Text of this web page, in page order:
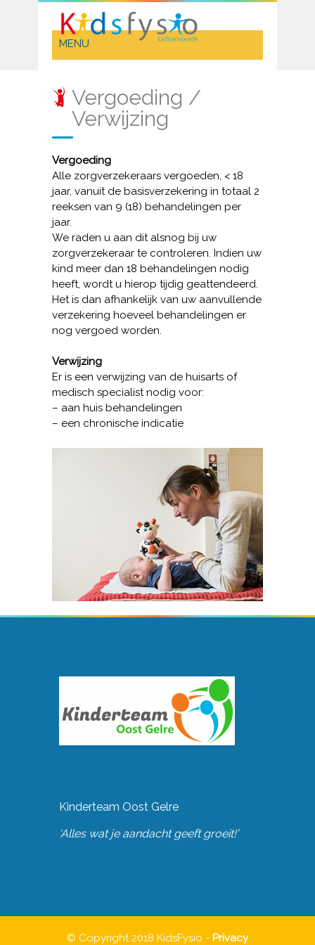
Vergoeding /
Verwijzing
Vergoeding
Alle zorgverzekeraars vergoeden, < 18
jaar, vanuit de basisverzekering in totaal 2
reeksen van 9 (18) behandelingen per
jaar.
We raden u aan dit alsnog bij uw
zorgverzekeraar te controleren. Indien uw
kind meer dan 18 behandelingen nodig
heeft, wordt u hierop tijdig geattendeerd.
Het is dan afhankelijk van uw aanvullende
verzekering hoeveel behandelingen er
nog vergoed worden.
Verwijzing
Er is een verwijzing van de huisarts of
medisch specialist nodig voor:
– aan huis behandelingen
– een chronische indicatie
Kinderteam Oost Gelre
‘Alles wat je aandacht geeft groeit!’
© Copyright 2018 KidsFysio - Privacy